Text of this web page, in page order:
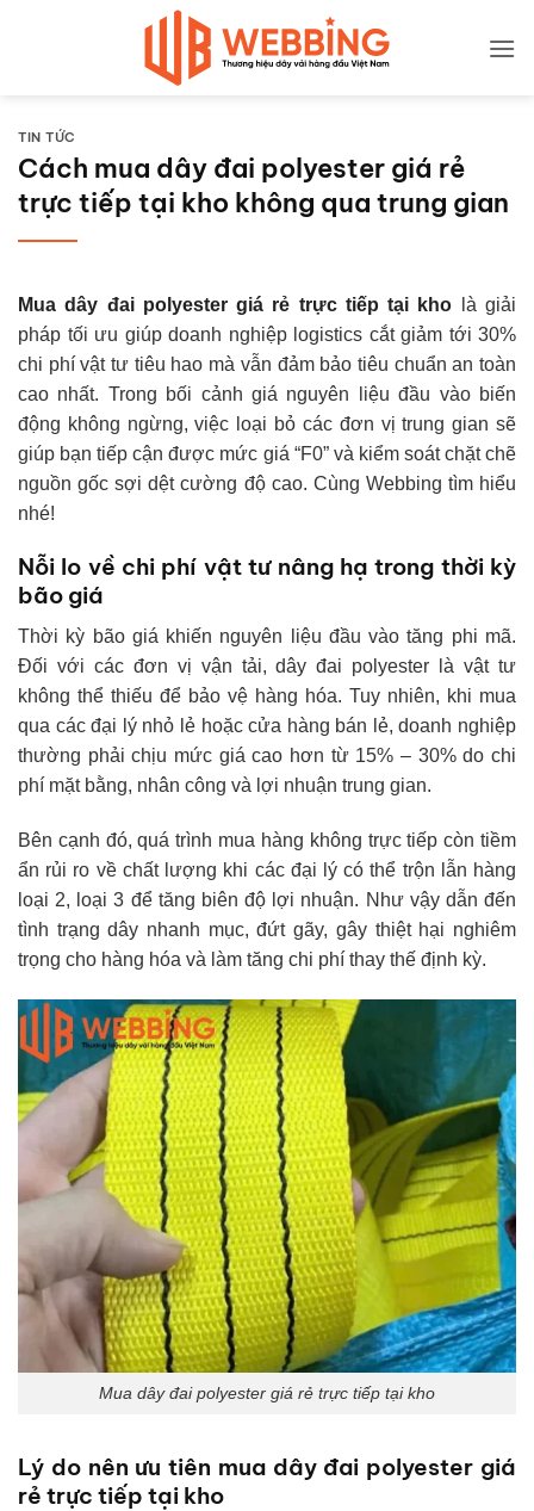
TIN TỨC
Cách mua dây đai polyester giá rẻ
trực tiếp tại kho không qua trung gian
Mua dây đai polyester giá rẻ trực tiếp tại kho
là giải
pháp tối ưu giúp doanh nghiệp logistics cắt giảm tới 30%
chi phí vật tư tiêu hao mà vẫn đảm bảo tiêu chuẩn an toàn
cao nhất. Trong bối cảnh giá nguyên liệu đầu vào biến
động không ngừng, việc loại bỏ các đơn vị trung gian sẽ
giúp bạn tiếp cận được mức giá “F0” và kiểm soát chặt chẽ
nguồn gốc sợi dệt cường độ cao. Cùng Webbing tìm hiểu
nhé!
Nỗi lo về chi phí vật tư nâng hạ trong thời kỳ
bão giá
Thời kỳ bão giá khiến nguyên liệu đầu vào tăng phi mã.
Đối với các đơn vị vận tải, dây đai polyester là vật tư
không thể thiếu để bảo vệ hàng hóa. Tuy nhiên, khi mua
qua các đại lý nhỏ lẻ hoặc cửa hàng bán lẻ, doanh nghiệp
thường phải chịu mức giá cao hơn từ 15% – 30% do chi
phí mặt bằng, nhân công và lợi nhuận trung gian.
Bên cạnh đó, quá trình mua hàng không trực tiếp còn tiềm
ẩn rủi ro về chất lượng khi các đại lý có thể trộn lẫn hàng
loại 2, loại 3 để tăng biên độ lợi nhuận. Như vậy dẫn đến
tình trạng dây nhanh mục, đứt gãy, gây thiệt hại nghiêm
trọng cho hàng hóa và làm tăng chi phí thay thế định kỳ.
Mua dây đai polyester giá rẻ trực tiếp tại kho
Lý do nên ưu tiên mua dây đai polyester giá
rẻ trực tiếp tại kho